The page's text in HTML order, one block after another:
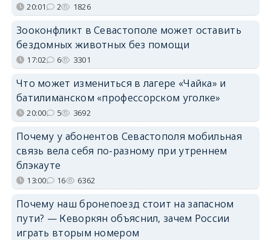
20:01 2 1826
Зооконфликт в Севастополе может оставить
бездомных животных без помощи
17:02 6 3301
Что может измениться в лагере «Чайка» и
батилиманском «профессорском уголке»
20:00 5 3692
Почему у абонентов Севастополя мобильная
связь вела себя по-разному при утреннем
блэкауте
13:00 16 6362
Почему наш бронепоезд стоит на запасном
пути? — Кеворкян объяснил, зачем России
играть вторым номером